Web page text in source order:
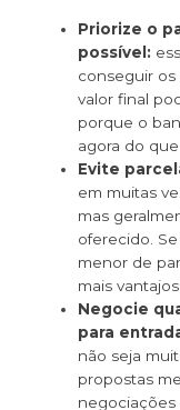
Priorize o
possível:
conseguir os
valor final
porque o
agora do
Evite
em muitas
mas
oferecido.
menor de
mais
Negocie
para
não seja
propostas
negociações